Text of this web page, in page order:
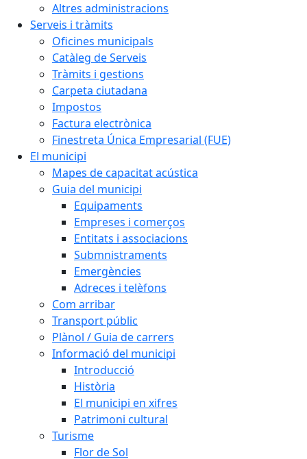
Altres administracions
Serveis i tràmits
Oficines municipals
Catàleg de Serveis
Tràmits i gestions
Carpeta ciutadana
Impostos
Factura electrònica
Finestreta Única Empresarial (FUE)
El municipi
Mapes de capacitat acústica
Guia del municipi
Equipaments
Empreses i comerços
Entitats i associacions
Submnistraments
Emergències
Adreces i telèfons
Com arribar
Transport públic
Plànol / Guia de carrers
Informació del municipi
Introducció
Història
El municipi en xifres
Patrimoni cultural
Turisme
Flor de Sol